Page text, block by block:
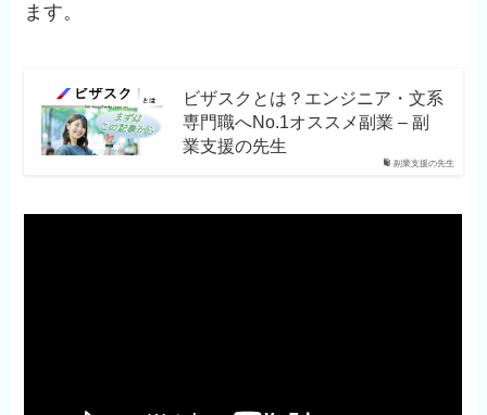
ます。
副業支援の先生
ビザスクとは？エンジニア・文系
専門職へNo.1オススメ副業 – 副
業支援の先生